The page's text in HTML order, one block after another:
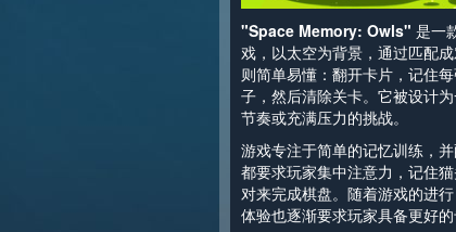
"Space Memory: Owls" 是一
戏，以太空为背景，通过匹配
则简单易懂：翻开卡片，记住
子，然后清除关卡。它被设计
节奏或充满压力的挑战。
游戏专注于简单的记忆训练，
都要求玩家集中注意力，记住
对来完成棋盘。随着游戏的进
体验也逐渐要求玩家具备更好的